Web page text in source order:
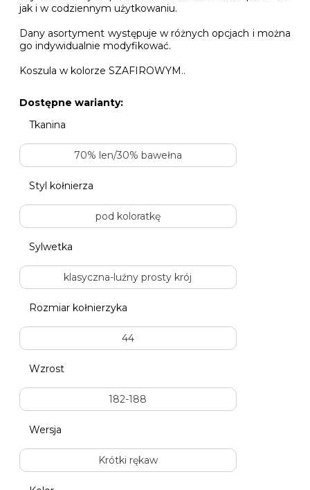
jak i w codziennym użytkowaniu.
Dany asortyment występuje w różnych opcjach i można
go indywidualnie modyfikować.
Koszula w kolorze SZAFIROWYM..
Dostępne warianty:
Tkanina
70% len/30% bawełna
Styl kołnierza
pod koloratkę
Sylwetka
klasyczna-luźny prosty krój
Rozmiar kołnierzyka
44
Wzrost
182-188
Wersja
Krótki rękaw